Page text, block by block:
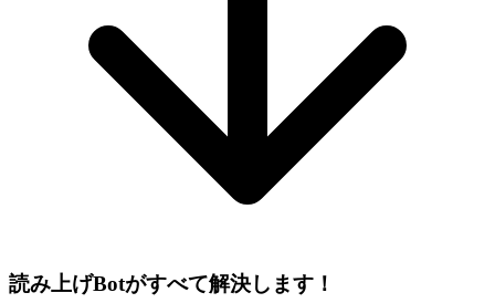
読み上げBotがすべて解決します！